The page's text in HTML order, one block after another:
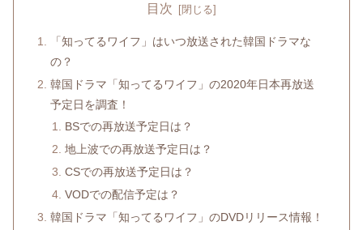
目次
「知ってるワイフ」はいつ放送された韓国ドラマな
の？
韓国ドラマ「知ってるワイフ」の2020年日本再放送
予定日を調査！
BSでの再放送予定日は？
地上波での再放送予定日は？
CSでの再放送予定日は？
VODでの配信予定は？
韓国ドラマ「知ってるワイフ」のDVDリリース情報！